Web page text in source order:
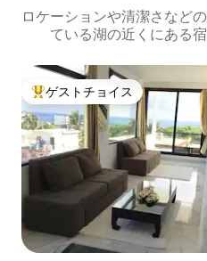
ロケーションや清潔さなど
ている湖の近くにある
大好評のゲストチョイスです。
ゲストチョイス